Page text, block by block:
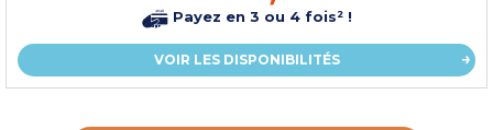
Payez en 3 ou 4 fois² !
VOIR LES DISPONIBILITÉS